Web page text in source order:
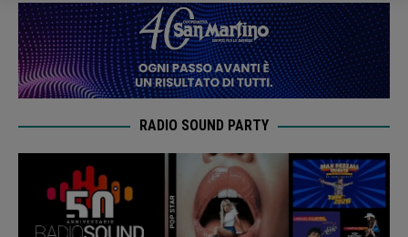
RADIO SOUND PARTY